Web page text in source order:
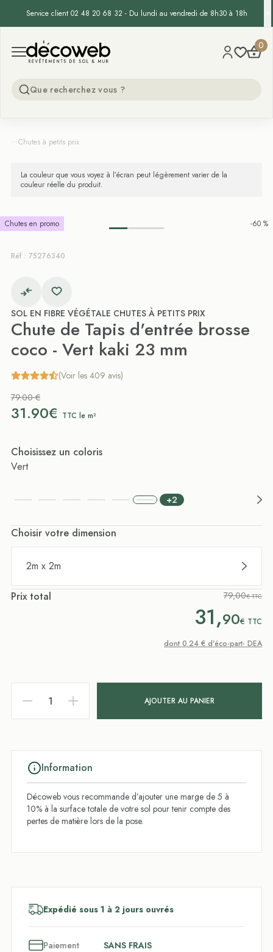
Service client 02 48 20 68 32 - Du lundi au vendredi de 8h30 à 18h
Open menu
Decoweb 0
...Chutes à petits prix
La couleur que vous voyez à l’écran peut légèrement varier de la
couleur réelle du produit.
Chutes en promo -60 %
Réf : 75276340
SOL EN FIBRE VÉGÉTALE CHUTES À PETITS PRIX
Chute de Tapis d'entrée brosse
coco - Vert kaki 23 mm
(Voir les 409 avis)
79.00 €
31.90€ TTC le m²
Choisissez un coloris
Vert
+2
Choisir votre dimension
2m x 2m
Prix total 79,00€ TTC
31,90€ TTC
dont 0.24 € d'éco-part- DEA
AJOUTER AU PANIER
Information
Décoweb vous recommande d’ajouter une marge de 5 à
10% à la surface totale de votre sol pour tenir compte des
pertes de matière lors de la pose.
Expédié sous 1 à 2 jours ouvrés
Paiement SANS FRAIS